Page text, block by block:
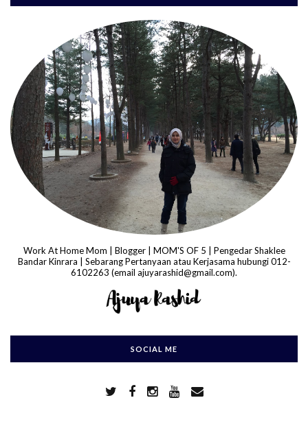
Work At Home Mom | Blogger | MOM'S OF 5 | Pengedar Shaklee
Bandar Kinrara | Sebarang Pertanyaan atau Kerjasama hubungi 012-
6102263 (email ajuyarashid@gmail.com).
SOCIAL ME